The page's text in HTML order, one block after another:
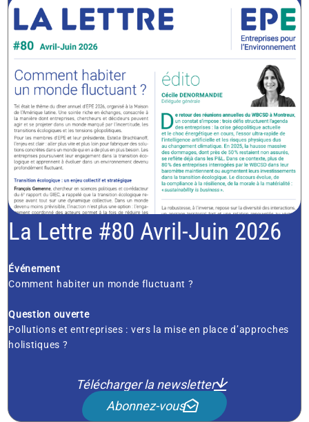
La Lettre #80 Avril-Juin 2026
Événement
Comment habiter un monde fluctuant ?
Question ouverte
Pollutions et entreprises : vers la mise en place d’approches
holistiques ?
Télécharger la newsletter
Abonnez-vous